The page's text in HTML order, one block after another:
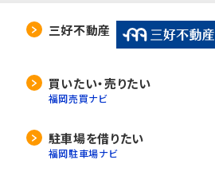
三好不動産
買いたい・売りたい
福岡売買ナビ
駐車場を借りたい
福岡駐車場ナビ